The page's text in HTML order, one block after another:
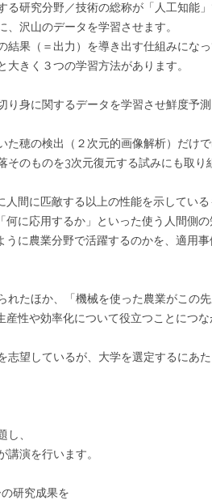
研究分野／技術の総称が「人工知能」
沢山のデータを学習させます。
果（＝出力）を導き出す仕組みになっ
く３つの学習方法があります。
り身に関するデータを学習させ鮮度予
た穂の検出（２次元的画像解析）だけ
のものを3次元復元する試みにも取り
間に匹敵する以上の性能を示している
に応用するか」といった使う人間側の
に農業分野で活躍するのかを、適用
たほか、「機械を使った農業がこの
性や効率化について役立つことにつ
志望しているが、大学を選定するにあ
し、
演を行います。
研究成果を